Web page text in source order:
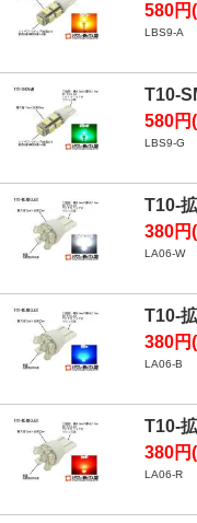
580円
LBS9-A
T10-
580円
LBS9-G
T10-
380円
LA06-W
T10-
380円
LA06-B
T10-
380円
LA06-R